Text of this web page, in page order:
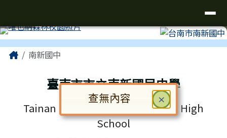
⏸
工具列
主內容區域
Home南新國中
臺南市市立南新國民中學
Tainan Municipal Nansin Junior High
School
頁尾區域
× 關閉
查無內容
對話框已開啟。請使用 Tab 鍵在